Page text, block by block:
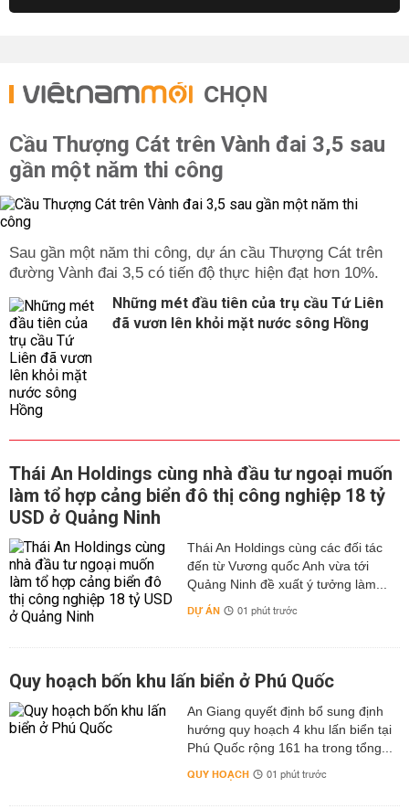
CHỌN
Cầu Thượng Cát trên Vành đai 3,5 sau
gần một năm thi công
Sau gần một năm thi công, dự án cầu Thượng Cát trên
đường Vành đai 3,5 có tiến độ thực hiện đạt hơn 10%.
Những mét đầu tiên của trụ cầu Tứ Liên
đã vươn lên khỏi mặt nước sông Hồng
Thái An Holdings cùng nhà đầu tư ngoại muốn
làm tổ hợp cảng biển đô thị công nghiệp 18 tỷ
USD ở Quảng Ninh
Thái An Holdings cùng các đối tác
đến từ Vương quốc Anh vừa tới
Quảng Ninh đề xuất ý tưởng làm...
DỰ ÁN 01 phút trước
Quy hoạch bốn khu lấn biển ở Phú Quốc
An Giang quyết định bổ sung định
hướng quy hoạch 4 khu lấn biển tại
Phú Quốc rộng 161 ha trong tổng...
QUY HOẠCH 01 phút trước